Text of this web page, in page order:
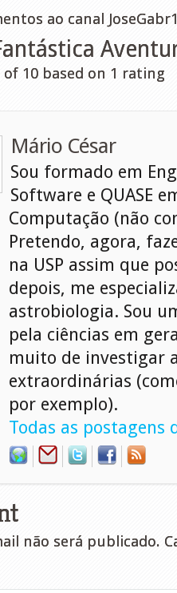
ao canal
of 10 based on 1 rating
Mário César
Sou formado em
Software e QUASE
Computação (não
Pretendo, agora,
na USP assim que
depois, me
astrobiologia. Sou
pela ciências em
muito de investigar
extraordinárias
por exemplo).
Todas as postagens
não será publicado.